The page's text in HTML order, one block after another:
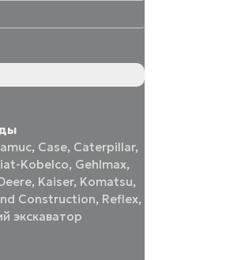
, Case, Caterpillar,
Kobelco, Gehlmax,
, Kaiser, Komatsu,
Construction, Reflex,
экскаватор